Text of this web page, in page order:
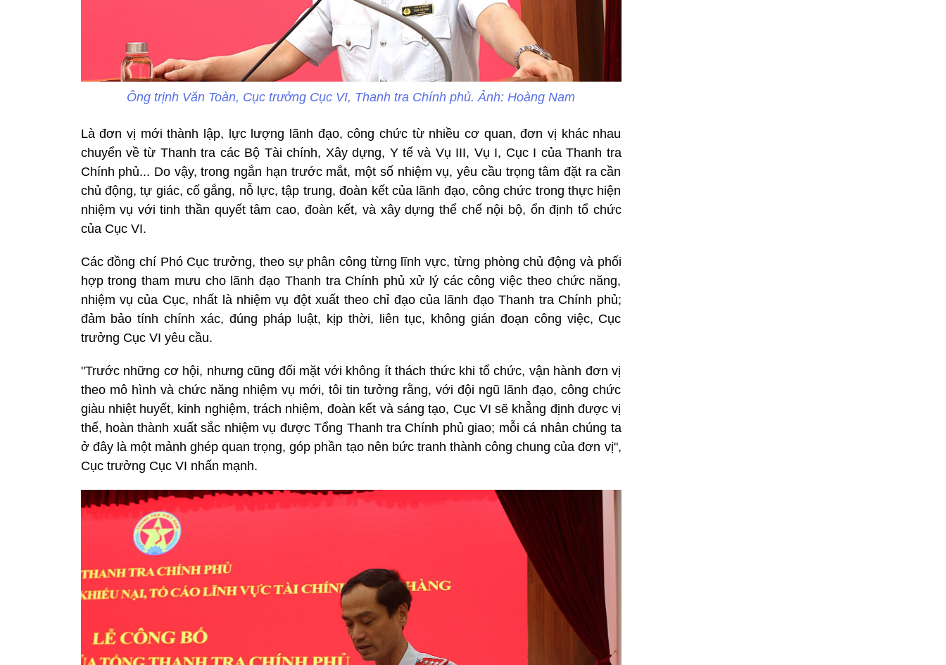
Ông trịnh Văn Toàn, Cục trưởng Cục VI, Thanh tra Chính phủ. Ảnh: Hoàng Nam
Là đơn vị mới thành lập, lực lượng lãnh đạo, công chức từ nhiều cơ quan, đơn vị khác nhau
chuyển về từ Thanh tra các Bộ Tài chính, Xây dựng, Y tế và Vụ III, Vụ I, Cục I của Thanh tra
Chính phủ... Do vậy, trong ngắn hạn trước mắt, một số nhiệm vụ, yêu cầu trọng tâm đặt ra cần
chủ động, tự giác, cố gắng, nỗ lực, tập trung, đoàn kết của lãnh đạo, công chức trong thực hiện
nhiệm vụ với tinh thần quyết tâm cao, đoàn kết, và xây dựng thể chế nội bộ, ổn định tổ chức
của Cục VI.
Các đồng chí Phó Cục trưởng, theo sự phân công từng lĩnh vực, từng phòng chủ động và phối
hợp trong tham mưu cho lãnh đạo Thanh tra Chính phủ xử lý các công việc theo chức năng,
nhiệm vụ của Cục, nhất là nhiệm vụ đột xuất theo chỉ đạo của lãnh đạo Thanh tra Chính phủ;
đảm bảo tính chính xác, đúng pháp luật, kịp thời, liên tục, không gián đoạn công việc, Cục
trưởng Cục VI yêu cầu.
"Trước những cơ hội, nhưng cũng đối mặt với không ít thách thức khi tổ chức, vận hành đơn vị
theo mô hình và chức năng nhiệm vụ mới, tôi tin tưởng rằng, với đội ngũ lãnh đạo, công chức
giàu nhiệt huyết, kinh nghiệm, trách nhiệm, đoàn kết và sáng tạo, Cục VI sẽ khẳng định được vị
thế, hoàn thành xuất sắc nhiệm vụ được Tổng Thanh tra Chính phủ giao; mỗi cá nhân chúng ta
ở đây là một mảnh ghép quan trọng, góp phần tạo nên bức tranh thành công chung của đơn vị",
Cục trưởng Cục VI nhấn mạnh.